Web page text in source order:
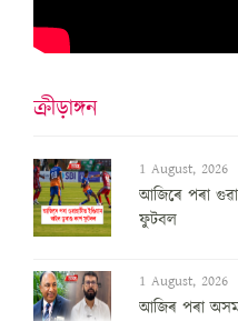
ক্ৰীড়াঙ্গন
1 August, 2026
আজিৰে পৰা
ফুটবল
1 August, 2026
আজিৰ পৰা অসম